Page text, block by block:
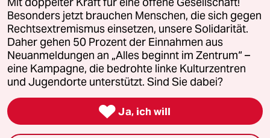
wenden Sie sich bitte an
lizenzen@taz.de
Feedback Redaktionsstatut Kommune-Richtlinien
Leitlinie Informant Datenschutz Impressum AGB
Seitenwende Einwilligungen widerrufen (Ads)
Besonders jetzt brauchen Menschen, die sich gegen
Rechtsextremismus einsetzen, unsere Solidarität.
Daher gehen 50 Prozent der Einnahmen aus
Neuanmeldungen an „Alles beginnt im Zentrum“ –
eine Kampagne, die bedrohte linke Kulturzentren
und Jugendorte unterstützt. Sind Sie dabei?
 Ja, ich will